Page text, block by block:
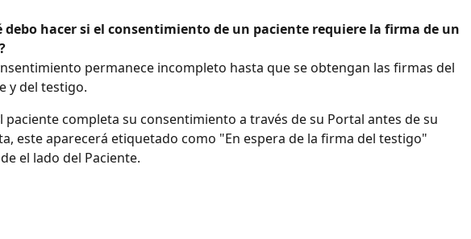
debo hacer si el consentimiento de un paciente requiere la firma de un
y del testigo.
paciente completa su consentimiento a través de su Portal antes de su
este aparecerá etiquetado como "En espera de la firma del testigo"
el lado del Paciente.